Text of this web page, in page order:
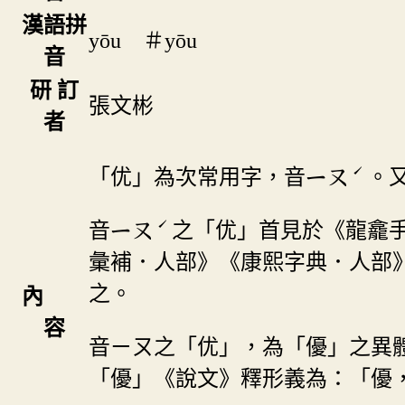
漢語拼
音
yōu ＃yōu
研 訂
者
張文彬
內
容
「优」為次常用字，音ㄧㄡ ˊ 。
音ㄧㄡ ˊ 之「优」首見於《龍龕
彙補．人部》《康熙字典．人部
之。
音ㄧㄡ之「优」，為「優」之異
「優」《說文》釋形義為：「優